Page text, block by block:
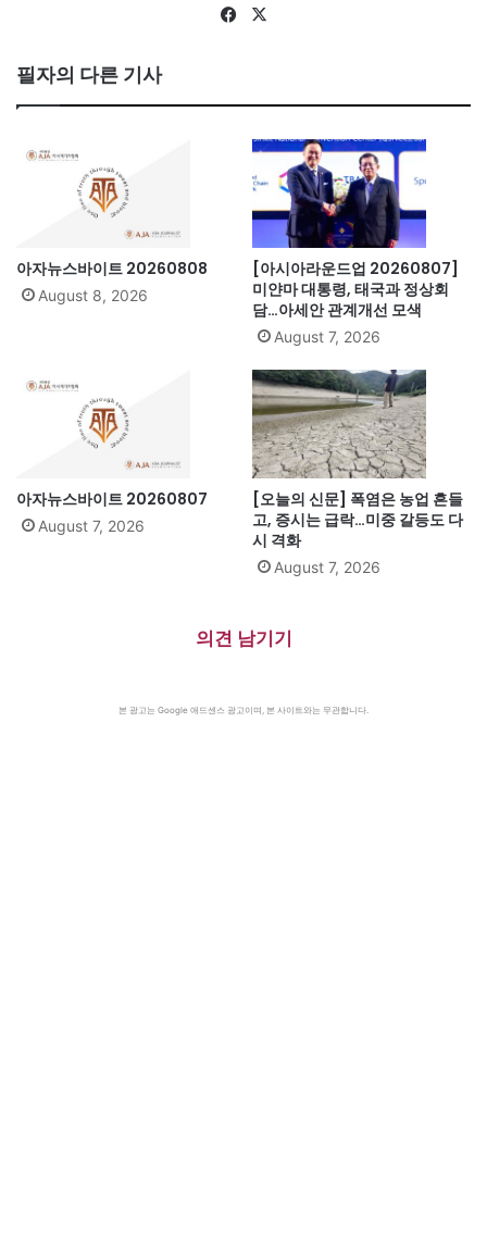
Fa
필자의 다른 기사
아자뉴스바이트 20260808
August 8, 2026
[아시아라운드업 20260807]
미얀마 대통령, 태국과 정상회
담…아세안 관계개선 모색
August 7, 2026
아자뉴스바이트 20260807
August 7, 2026
[오늘의 신문] 폭염은 농업 흔들
고, 증시는 급락…미중 갈등도 다
시 격화
August 7, 2026
의견 남기기
본 광고는 Google 애드센스 광고이며, 본 사이트와는 무관합니다.